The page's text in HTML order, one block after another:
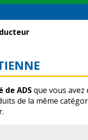
ADSque vous
de la même